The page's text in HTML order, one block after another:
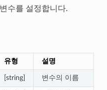
수를 설정합니다.
유형 설명
[string] 변수의 이름